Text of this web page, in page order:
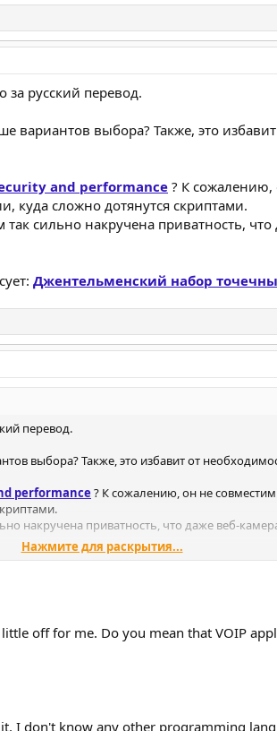
за русский перевод.
вариантов выбора? Также, это
and performance? К сожалению,
куда сложно дотянутся скриптами.
сильно накручена приватность, что
Джентельменский набор
перевод.
выбора? Также, это избавит от
performance ? К сожалению, он не
накручена приватность, что даже веб-
набор точечных твиков
Нажмите для раскрытия...
off for me. Do you mean that VOIP
I don't know any other programming